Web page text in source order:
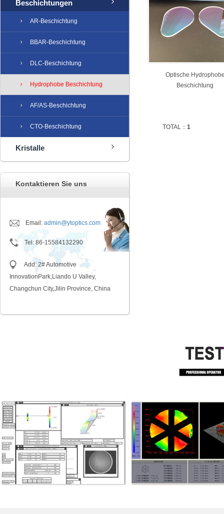
Beschichtungen
AR-Beschichtung
BBAR-Beschichtung
DLC-Beschichtung
Hydrophobe Beschichtung
AF/AS-Beschichtung
CTO-Beschichtung
Kristalle
Kontaktieren Sie uns
Email: admin@ytoptics.com
Tel :86-15584132290
Add: 2# Automotive
InnovationPark,Liando U Valley,
Changchun City,Jilin Province, China
Optische
Beschichtung
TOTAL： 1